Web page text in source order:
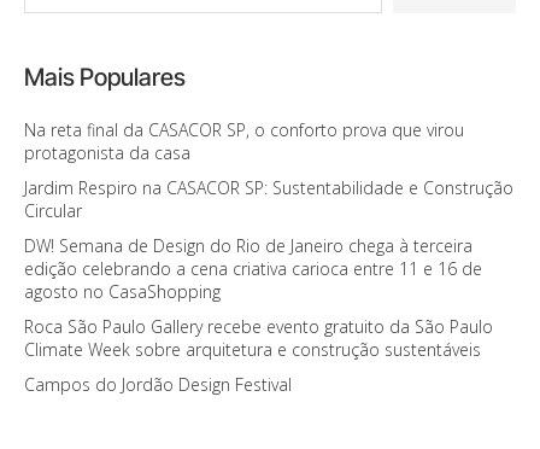
Mais Populares
Na reta final da CASACOR SP, o conforto prova que virou
protagonista da casa
Jardim Respiro na CASACOR SP: Sustentabilidade e Construção
Circular
DW! Semana de Design do Rio de Janeiro chega à terceira
edição celebrando a cena criativa carioca entre 11 e 16 de
agosto no CasaShopping
Roca São Paulo Gallery recebe evento gratuito da São Paulo
Climate Week sobre arquitetura e construção sustentáveis
Campos do Jordão Design Festival